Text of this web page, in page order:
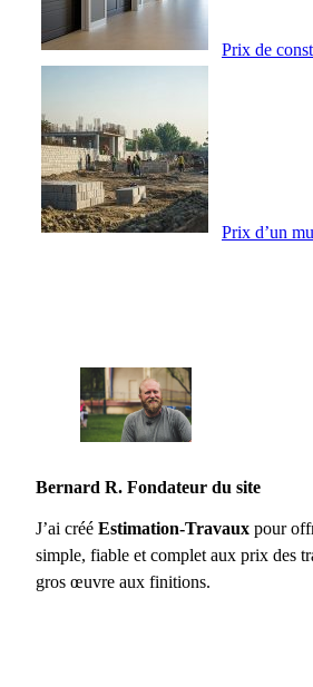
Prix de
Prix d’un
Bernard R. Fondateur du site
J’ai créé Estimation-Travaux pour
simple, fiable et complet aux prix des
gros œuvre aux finitions.